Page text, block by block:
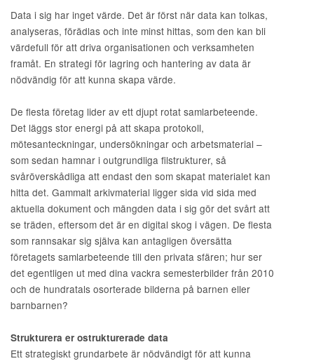
Data i sig har inget värde. Det är först när data kan tolkas,
analyseras, förädlas och inte minst hittas, som den kan bli
värdefull för att driva organisationen och verksamheten
framåt. En strategi för lagring och hantering av data är
nödvändig för att kunna skapa värde.
De flesta företag lider av ett djupt rotat samlarbeteende.
Det läggs stor energi på att skapa protokoll,
mötesanteckningar, undersökningar och arbetsmaterial –
som sedan hamnar i outgrundliga filstrukturer, så
svåröverskådliga att endast den som skapat materialet kan
hitta det. Gammalt arkivmaterial ligger sida vid sida med
aktuella dokument och mängden data i sig gör det svårt att
se träden, eftersom det är en digital skog i vägen. De flesta
som rannsakar sig själva kan antagligen översätta
företagets samlarbeteende till den privata sfären; hur ser
det egentligen ut med dina vackra semesterbilder från 2010
och de hundratals osorterade bilderna på barnen eller
barnbarnen?
Strukturera er ostrukturerade data
Ett strategiskt grundarbete är nödvändigt för att kunna